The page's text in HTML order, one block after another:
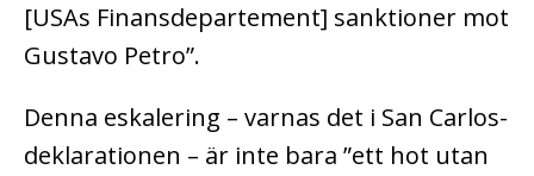
[USAs Finansdepartement] sanktioner mot
Gustavo Petro”.
Denna eskalering – varnas det i San Carlos-
deklarationen – är inte bara ”ett hot utan